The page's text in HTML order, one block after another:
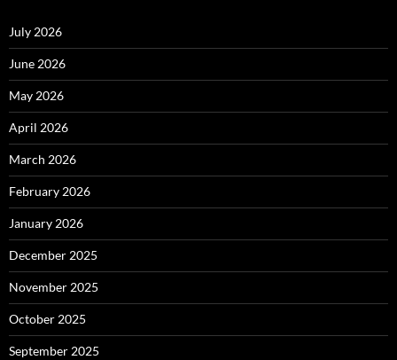
July 2026
June 2026
May 2026
April 2026
March 2026
February 2026
January 2026
December 2025
November 2025
October 2025
September 2025